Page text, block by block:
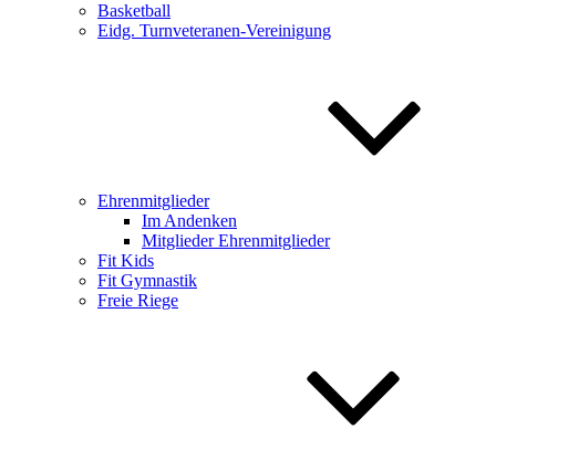
Basketball
Eidg. Turnveteranen-Vereinigung
Ehrenmitglieder
Im Andenken
Mitglieder Ehrenmitglieder
Fit Kids
Fit Gymnastik
Freie Riege